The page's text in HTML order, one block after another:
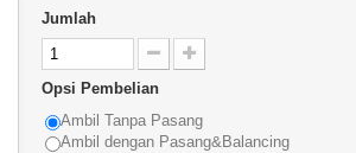
Jumlah
Opsi Pembelian
Ambil Tanpa Pasang
Ambil dengan Pasang&Balancing